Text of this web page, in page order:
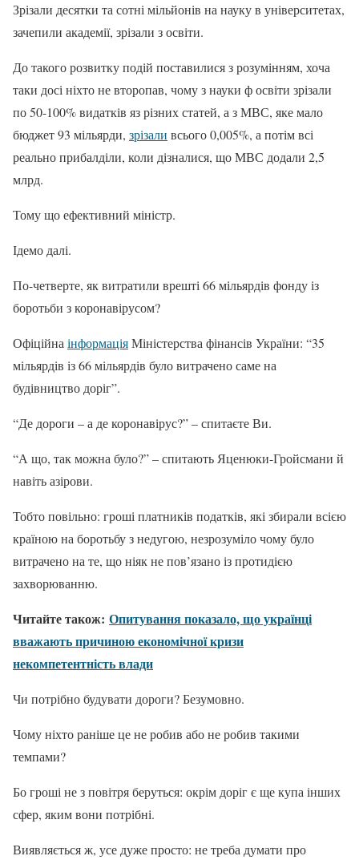
Зрізали десятки та сотні мільйонів на науку в університетах,
зачепили академії, зрізали з освіти.
До такого розвитку подій поставилися з розумінням, хоча
таки досі ніхто не второпав, чому з науки ф освіти зрізали
по 50-100% видатків яз різних статей, а з МВС, яке мало
бюджет 93 мільярди, зрізали всього 0,005%, а потім всі
реально прибалділи, коли дізналися, що МВС додали 2,5
млрд.
Тому що ефективний міністр.
Ідемо далі.
По-четверте, як витратили врешті 66 мільярдів фонду із
боротьби з коронавірусом?
ОфіційнаінформаціяМіністерства фінансів України: “35
мільярдів із 66 мільярдів було витрачено саме на
будівництво доріг”.
“Де дороги – а де коронавірус?” – спитаєте Ви.
“А що, так можна було?” – спитають Яценюки-Гройсмани й
навіть азірови.
Тобто повільно: гроші платників податків, які збирали всією
країною на боротьбу з недугою, незрозуміло чому було
витрачено на те, що ніяк не пов’язано із протидією
захворюванню.
Читайте також: Опитування показало, що українці
вважають причиною економічної кризи
некомпетентність влади
Чи потрібно будувати дороги? Безумовно.
Чому ніхто раніше це не робив або не робив такими
темпами?
Бо гроші не з повітря беруться: окрім доріг є ще купа інших
сфер, яким вони потрібні.
Виявляється ж, усе дуже просто: не треба думати про